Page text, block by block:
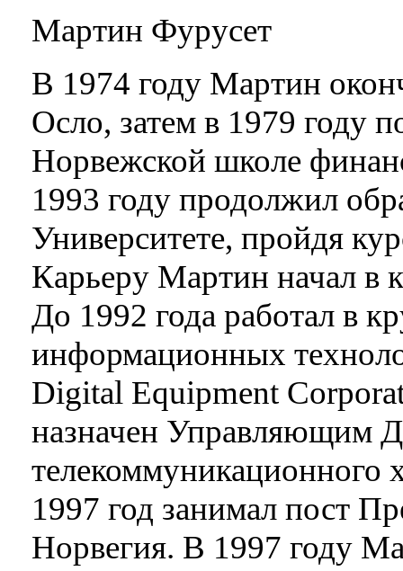
Мартин Фурусет
В 1974 году Мартин
Осло, затем в 1979 году
Норвежской школе
1993 году продолжил
Университете, пройдя
Карьеру Мартин начал в
До 1992 года работал в
информационных
Digital Equipment
назначен Управляющим
телекоммуникационного
1997 год занимал пост
Норвегия. В 1997 году